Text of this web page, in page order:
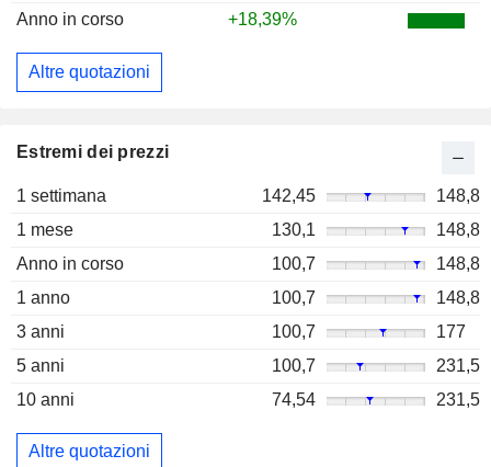
Anno in corso
+18,39%
Altre quotazioni
Estremi dei prezzi
1 settimana 142,45
148,8
1 mese
130,1
148,8
Anno in corso
100,7
148,8
1 anno
100,7
148,8
3 anni
100,7
177
5 anni
100,7
231,5
10 anni
74,54 231,5
Altre quotazioni